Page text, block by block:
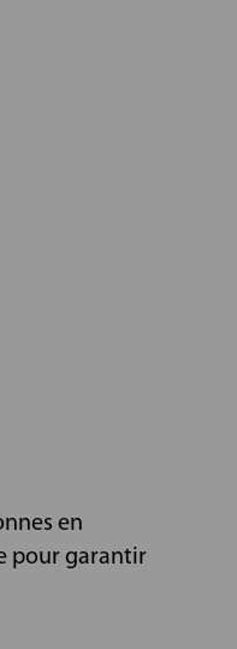
en
pour garantir